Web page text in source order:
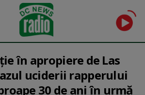
în apropiere de Las
uciderii rapperului
30 de ani în urmă